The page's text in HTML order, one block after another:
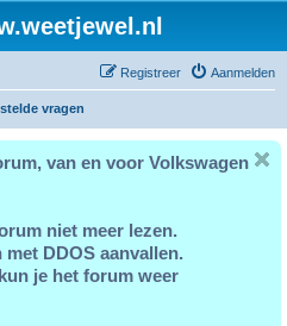
Aanmelden
Registreer
vragen
van en voor Volkswagen
niet meer lezen.
DDOS aanvallen.
je het forum weer